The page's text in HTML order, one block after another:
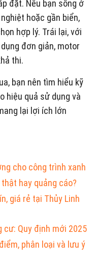
đặt. Nếu bạn sống ở
hoặc gần biển,
hợp lý. Trái lại, với
đơn giản, motor
thi.
bạn nên tìm hiểu kỹ
hiệu quả sử dụng và
lại lợi ích lớn
cho công trình xanh
hay quảng cáo?
giá rẻ tại Thủy Linh
cư: Quy định mới 2025
phân loại và lưu ý